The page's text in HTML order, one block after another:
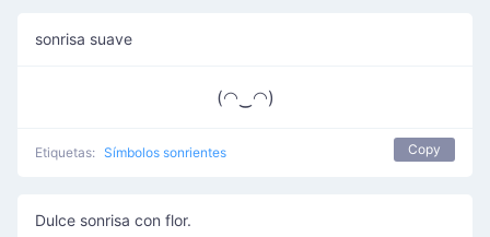
sonrisa suave
(◠‿◠)
Etiquetas: Símbolos sonrientes Copy
Dulce sonrisa con flor.